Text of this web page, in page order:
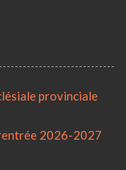
provinciale
2026-2027